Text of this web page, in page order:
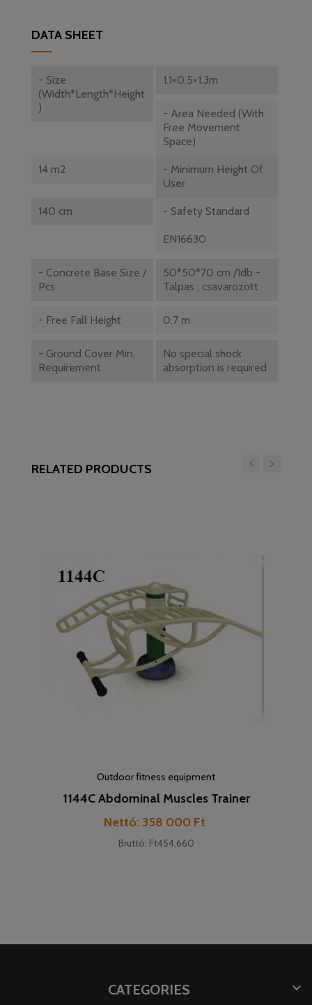
DATA SHEET
- Size
(width*length*height
)
1.1×0.5×1.3m
- Area Needed (with
Free Movement
Space)
14 m2
- Minimum Height Of
User
140 cm - Safety Standard
EN16630
- Concrete Base Size /
Pcs
50*50*70 cm /1db -
Talpas ; csavarozott
- Free Fall Height 0.7 m
- Ground Cover Min.
Requirement
No special shock
absorption is required
RELATED PRODUCTS
Outdoor fitness equipment
1144C Abdominal Muscles Trainer
Price
Nettó: 358 000 Ft
Bruttó: Ft454,660
CATEGORIES 